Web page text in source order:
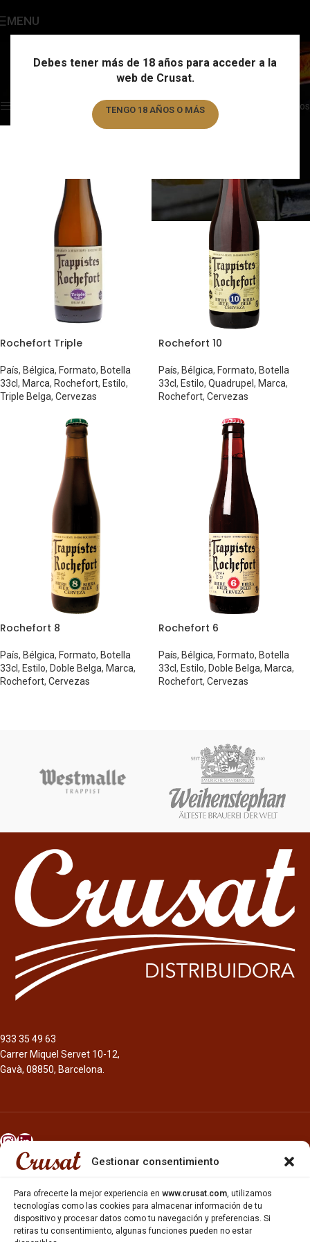
Debes tener más de 18 años para acceder a la
web de Crusat.
TENGO 18 AÑOS O MÁS
Gestionar consentimiento
Para ofrecerte la mejor experiencia en www.crusat.com, utilizamos
tecnologías como las cookies para almacenar información de tu
dispositivo y procesar datos como tu navegación y preferencias. Si
retiras tu consentimiento, algunas funciones pueden no estar
MENU Rochefort
Showing all 4 results
Filtros
Rochefort Triple
País, Bélgica, Formato, Botella
33cl, Marca, Rochefort, Estilo,
Triple Belga, Cervezas
Rochefort 10
País, Bélgica, Formato, Botella
33cl, Estilo, Quadrupel , Marca,
Rochefort, Cervezas
Rochefort 8
País, Bélgica, Formato, Botella
33cl, Estilo, Doble Belga, Marca,
Rochefort, Cervezas
Rochefort 6
País, Bélgica, Formato, Botella
33cl, Estilo, Doble Belga, Marca,
Rochefort, Cervezas
933 35 49 63
Carrer Miquel Servet 10-12,
Gavà, 08850, Barcelona.
INICIO
CERVEZAS
ESTRELLA GALICIA
OTROS PRODUCTOS